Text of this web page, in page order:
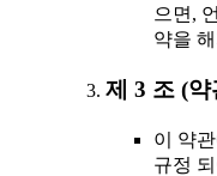
으면,
약을
제 3 조 (
이 약
규정